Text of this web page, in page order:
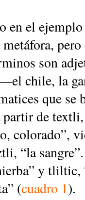
en el
son
chi­le, la
que
par­tir de
co­lo­ra­do”,
“la
y tlil­tic,
(cua­dro 1).